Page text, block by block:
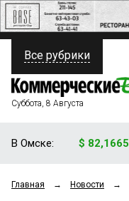
ПОЛИТИКА
ФИНАНСЫ
ОБЩЕСТВО
Все рубрики
Суббота, 8 Августа
В Омске: $ 82,1665
Главная → Новости →